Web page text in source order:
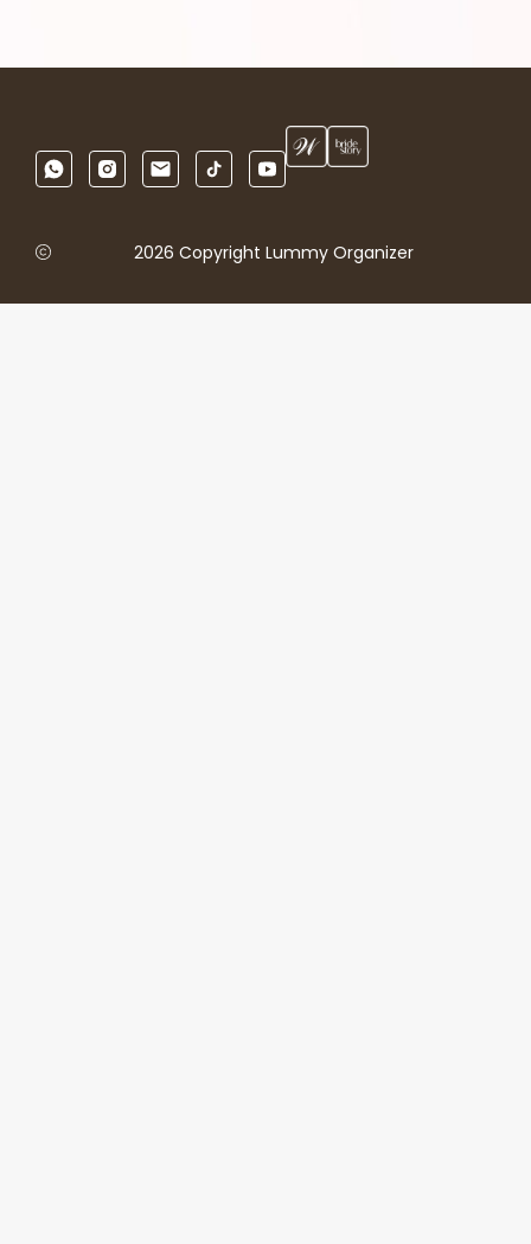
2026 Copyright Lummy Organizer